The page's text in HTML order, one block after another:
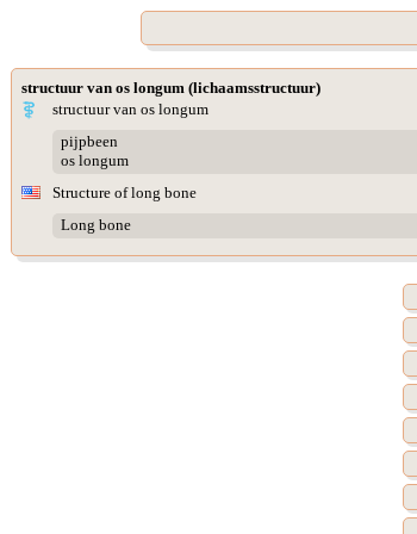
structuur van os longum (lichaamsstructuur)
structuur van os longum
pijpbeen
os longum
Structure of long bone
Long bone